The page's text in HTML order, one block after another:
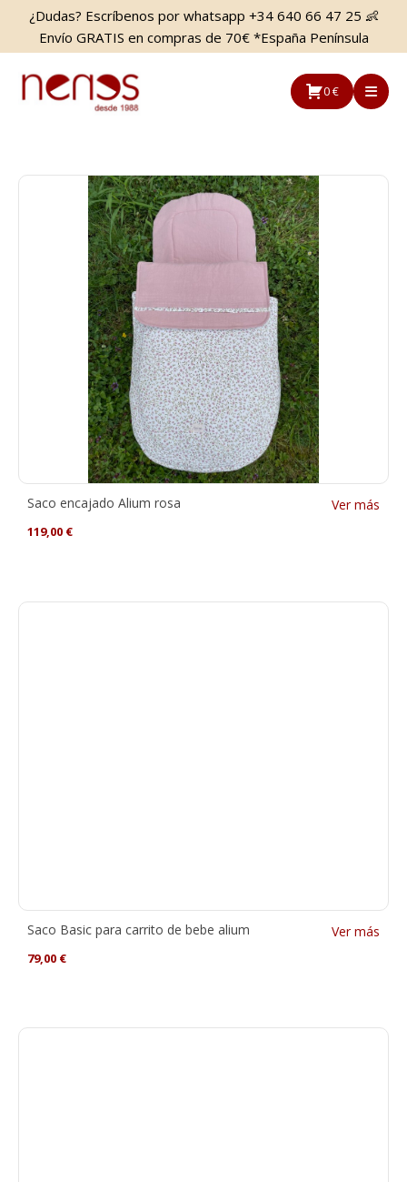
Saltar
contenido
principal
Saltar
la
barra
lateral
¿Dudas? Escríbenos por whatsapp +34 640 66 47 25 👶
Envío GRATIS en compras de 70€ *España Península
0 €
Saco encajado Alium rosa
119,00 €
Ver más
Saco Basic para carrito de bebe alium
79,00 €
Ver más